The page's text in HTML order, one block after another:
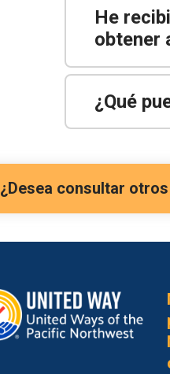
He
obtener
¿Qué
¿Desea consultar